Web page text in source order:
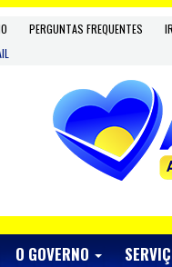
PERGUNTAS FREQUENTES
O GOVERNO